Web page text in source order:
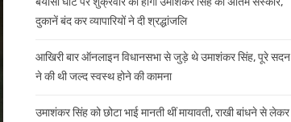
दुकानें बंद कर व्यापारियों ने दी श्रद्धांजलि
आखिरी बार ऑनलाइन विधानसभा से जुड़े थे उमाशंकर सिंह, पूरे सदन
ने की थी जल्द स्वस्थ होने की कामना
उमाशंकर सिंह को छोटा भाई मानती थीं मायावती, राखी बांधने से लेकर